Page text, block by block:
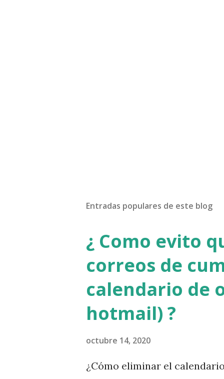
Entradas populares de este blog
¿ Como evito
correos de
calendario de
hotmail) ?
octubre 14, 2020
¿Cómo eliminar el